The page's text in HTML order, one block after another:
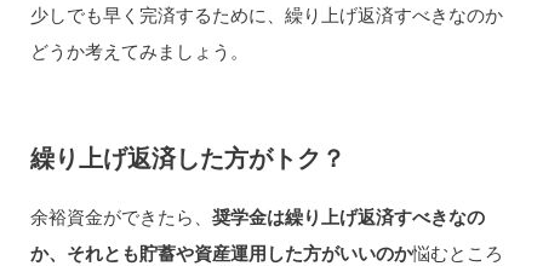
少しでも早く完済するために、繰り上げ返済すべきなのか
どうか考えてみましょう。
繰り上げ返済した方がトク？
余裕資金ができたら、 奨学金は繰り上げ返済すべきなの
か、それとも貯蓄や資産運用した方がいいのか悩むところ